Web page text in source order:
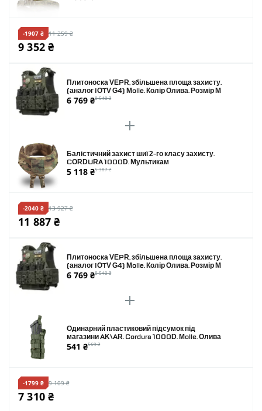
-1907 ₴ 11 259 ₴
9 352 ₴
Плитоноска VEPR, збільшена площа захисту.
(аналог IOTV G4) Molle. Колір Олива. Розмір M
6 769 ₴8 540 ₴
Балістичний захист шиї 2-го класу захисту.
CORDURA 1000D. Мультикам
5 118 ₴5 387 ₴
-2040 ₴ 13 927 ₴
11 887 ₴
Плитоноска VEPR, збільшена площа захисту.
(аналог IOTV G4) Molle. Колір Олива. Розмір M
6 769 ₴8 540 ₴
Одинарний пластиковий підсумок під
магазини AK\AR. Cordura 1000D. Molle. Олива
541 ₴569 ₴
-1799 ₴ 9 109 ₴
7 310 ₴